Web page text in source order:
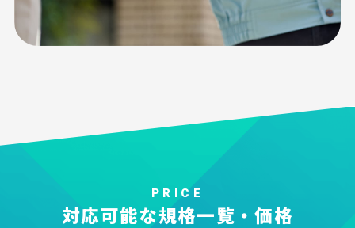
PRICE
対応可能な規格一覧・価格